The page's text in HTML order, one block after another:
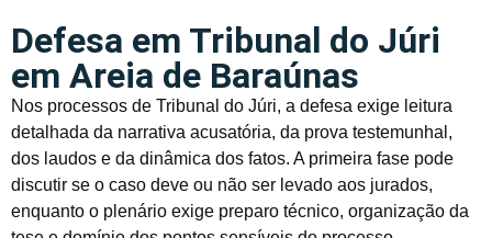
Defesa em Tribunal do Júri
em Areia de Baraúnas
Nos processos de Tribunal do Júri, a defesa exige leitura
detalhada da narrativa acusatória, da prova testemunhal,
dos laudos e da dinâmica dos fatos. A primeira fase pode
discutir se o caso deve ou não ser levado aos jurados,
enquanto o plenário exige preparo técnico, organização da